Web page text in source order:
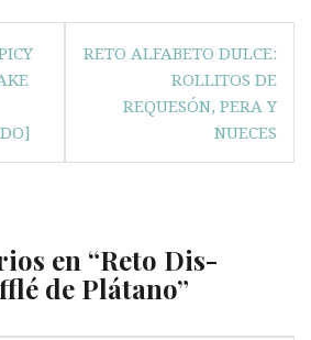
RETO ALFABETO DULCE:
ROLLITOS DE
REQUESÓN, PERA Y
NUECES
en “Reto Dis-
de Plátano”